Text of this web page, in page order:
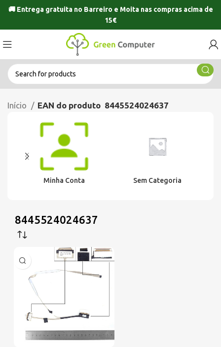
🚚 Entrega gratuita no Barreiro e Moitanas compras acima de
15€
Início EAN do produto 8445524024637
Minha Conta Sem Categoria
8445524024637